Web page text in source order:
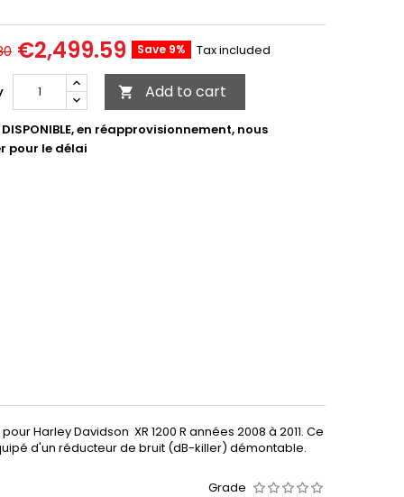
€2,499.59 Save 9% Tax included
 Add to cart
DISPONIBLE, en réapprovisionnement, nous
pour le délai
Harley Davidson XR 1200 R années 2008 à 2011. Ce
d'un réducteur de bruit (dB-killer) démontable.
Grade